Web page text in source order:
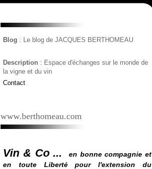
Blog : Le blog de JACQUES BERTHOMEAU
Description : Espace d'échanges sur le monde de
la vigne et du vin
Contact
www.berthomeau.com
Vin & Co ...
en bonne compagnie et
en toute Liberté pour l'extension du